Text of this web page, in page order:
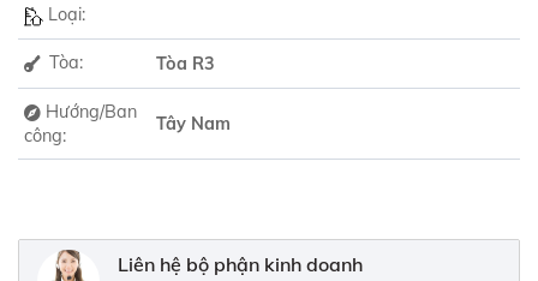
Loại:
Tòa: Tòa R3
Hướng/Ban
công:
Tây Nam
Liên hệ bộ phận kinh doanh